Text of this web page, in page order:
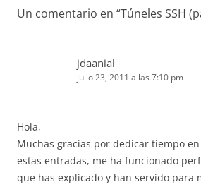
Un comentario en “Túneles SSH
jdaanial
julio 23, 2011 a las 7:10 pm
Hola,
Muchas gracias por dedicar tiempo
estas entradas, me ha funcionado
que has explicado y han servido para